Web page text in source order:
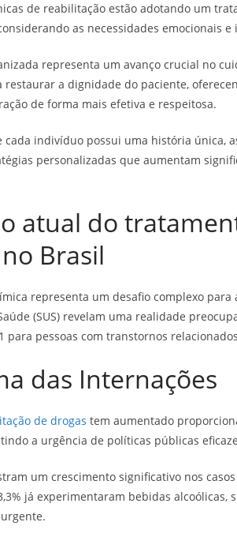
de reabilitação estão adotando um
as necessidades emocionais
representa um avanço crucial no
restaurar a dignidade do paciente,
de forma mais efetiva e respeitosa.
cada indivíduo possui uma história única,
personalizadas que aumentam
atual do
Brasil
representa um desafio complexo para
(SUS) revelam uma realidade
para pessoas com transtornos
das Internações
de drogas tem aumentado
a urgência de políticas públicas
um crescimento significativo nos
já experimentaram bebidas